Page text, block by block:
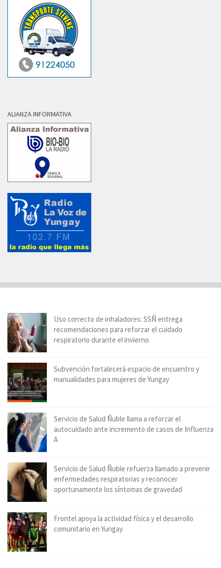
ALIANZA INFORMATIVA
Uso correcto de inhaladores: SSÑ entrega
recomendaciones para reforzar el cuidado
respiratorio durante el invierno
Subvención fortalecerá espacio de encuentro y
manualidades para mujeres de Yungay
Servicio de Salud Ñuble llama a reforzar el
autocuidado ante incremento de casos de Influenza
A
Servicio de Salud Ñuble refuerza llamado a prevenir
enfermedades respiratorias y reconocer
oportunamente los síntomas de gravedad
Frontel apoya la actividad física y el desarrollo
comunitario en Yungay